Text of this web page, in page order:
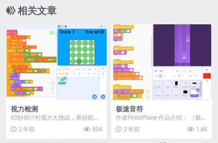
相关文章
视力检测
60秒倒计时视力大挑战，看你能挑
战多少关！ 用鼠标点击颜色不同的
圆圈。 演示
2 年前 834
极速音符
作者FinitePlane 作品介绍： 《极速
EDM音符》是一款节奏型音乐游
戏，...2 年前 1.4K